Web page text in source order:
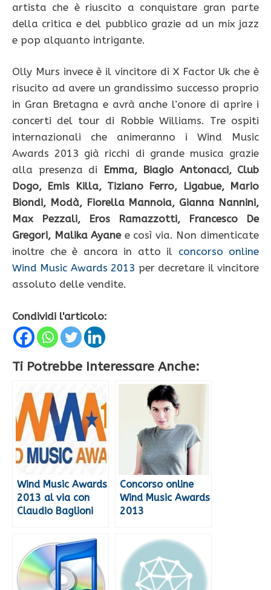
artista che è riuscito a conquistare gran parte
della critica e del pubblico grazie ad un mix jazz
e pop alquanto intrigante.
Olly Murs invece è il vincitore di X Factor Uk che è
risucito ad avere un grandissimo successo proprio
in Gran Bretagna e avrà anche l’onore di aprire i
concerti del tour di Robbie Williams. Tre ospiti
internazionali che animeranno i Wind Music
Awards 2013 già ricchi di grande musica grazie
alla presenza di
Emma, Biagio Antonacci, Club
Dogo, Emis Killa, Tiziano Ferro, Ligabue, Mario
Biondi, Modà, Fiorella Mannoia, Gianna Nannini,
Max Pezzali, Eros Ramazzotti, Francesco De
Gregori, Malika Ayane e così via. Non dimenticate
inoltre che è ancora in atto il concorso online
Wind Music Awards 2013 per decretare il vincitore
assoluto delle vendite.
Condividi l'articolo:
Ti Potrebbe Interessare Anche:
Wind Music Awards
2013 al via con
Claudio Baglioni
Concorso online
Wind Music Awards
2013